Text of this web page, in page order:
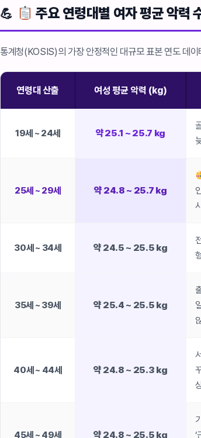
주요 연령대별 여자 평균 악력
통계청(KOSIS)의 가장 안정적인 대규모 표본 연도 데
연령대 산출 여성 평균 악력 (kg)
19세 ~ 24세 약 25.1 ~ 25.7 kg
25세 ~ 29세 약 24.8 ~ 25.7 kg
30세 ~ 34세 약 24.5 ~ 25.5 kg
35세 ~ 39세 약 25.4 ~ 25.5 kg
40세 ~ 44세 약 24.8 ~ 25.3 kg
45세 ~ 49세 약 24.8 ~ 25.5 kg
‘